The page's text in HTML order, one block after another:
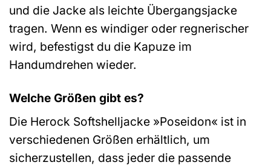
und die Jacke als leichte Übergangsjacke
tragen. Wenn es windiger oder regnerischer
wird, befestigst du die Kapuze im
Handumdrehen wieder.
Welche Größen gibt es?
Die Herock Softshelljacke »Poseidon« ist in
verschiedenen Größen erhältlich, um
sicherzustellen, dass jeder die passende